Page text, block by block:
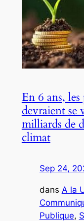
En 6 ans, les
devraient se
milliards de
climat
Sep 24,
dans A la
Publique,